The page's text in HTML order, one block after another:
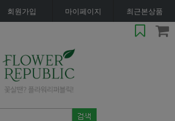
회원가입 마이페이지 최근본상품